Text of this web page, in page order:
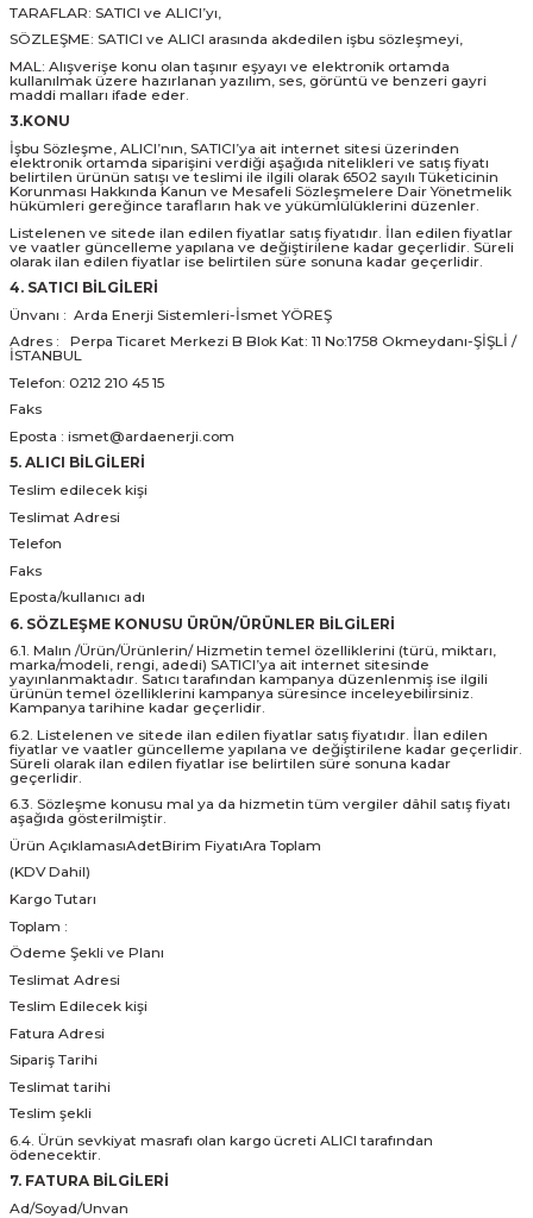
TARAFLAR: SATICI ve ALICI’yı,
SÖZLEŞME: SATICI ve ALICI arasında akdedilen işbu sözleşmeyi,
MAL: Alışverişe konu olan taşınır eşyayı ve elektronik ortamda
kullanılmak üzere hazırlanan yazılım, ses, görüntü ve benzeri gayri
maddi malları ifade eder.
3.KONU
İşbu Sözleşme, ALICI’nın, SATICI’ya ait internet sitesi üzerinden
elektronik ortamda siparişini verdiği aşağıda nitelikleri ve satış fiyatı
belirtilen ürünün satışı ve teslimi ile ilgili olarak 6502 sayılı Tüketicinin
Korunması Hakkında Kanun ve Mesafeli Sözleşmelere Dair Yönetmelik
hükümleri gereğince tarafların hak ve yükümlülüklerini düzenler.
Listelenen ve sitede ilan edilen fiyatlar satış fiyatıdır. İlan edilen fiyatlar
ve vaatler güncelleme yapılana ve değiştirilene kadar geçerlidir. Süreli
olarak ilan edilen fiyatlar ise belirtilen süre sonuna kadar geçerlidir.
4. SATICI BİLGİLERİ
Ünvanı : Arda Enerji Sistemleri-İsmet YÖREŞ
Adres : Perpa Ticaret Merkezi B Blok Kat: 11 No:1758 Okmeydanı-ŞİŞLİ /
İSTANBUL
Telefon: 0212 210 45 15
Faks
Eposta : ismet@ardaenerji.com
5. ALICI BİLGİLERİ
Teslim edilecek kişi
Teslimat Adresi
Telefon
Faks
Eposta/kullanıcı adı
6. SÖZLEŞME KONUSU ÜRÜN/ÜRÜNLER BİLGİLERİ
6.1. Malın /Ürün/Ürünlerin/ Hizmetin temel özelliklerini (türü, miktarı,
marka/modeli, rengi, adedi) SATICI’ya ait internet sitesinde
yayınlanmaktadır. Satıcı tarafından kampanya düzenlenmiş ise ilgili
ürünün temel özelliklerini kampanya süresince inceleyebilirsiniz.
Kampanya tarihine kadar geçerlidir.
6.2. Listelenen ve sitede ilan edilen fiyatlar satış fiyatıdır. İlan edilen
fiyatlar ve vaatler güncelleme yapılana ve değiştirilene kadar geçerlidir.
Süreli olarak ilan edilen fiyatlar ise belirtilen süre sonuna kadar
geçerlidir.
6.3. Sözleşme konusu mal ya da hizmetin tüm vergiler dâhil satış fiyatı
aşağıda gösterilmiştir.
Ürün AçıklamasıAdetBirim FiyatıAra Toplam
(KDV Dahil)
Kargo Tutarı
Toplam :
Ödeme Şekli ve Planı
Teslimat Adresi
Teslim Edilecek kişi
Fatura Adresi
Sipariş Tarihi
Teslimat tarihi
Teslim şekli
6.4. Ürün sevkiyat masrafı olan kargo ücreti ALICI tarafından
ödenecektir.
7. FATURA BİLGİLERİ
Ad/Soyad/Unvan